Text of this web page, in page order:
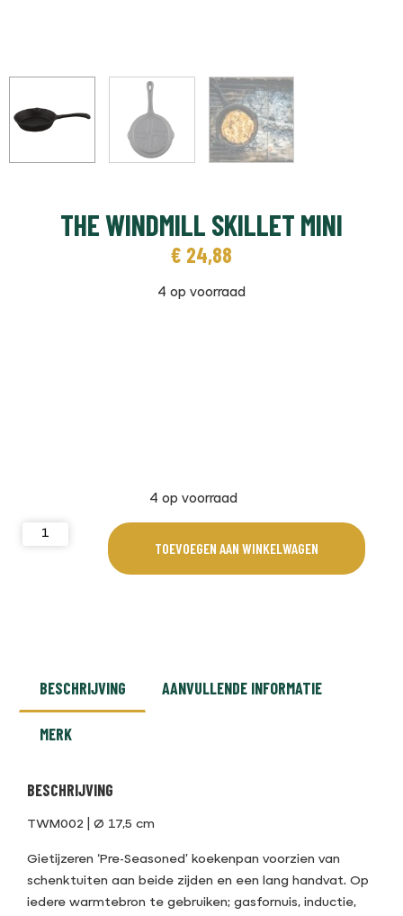
THE WINDMILL SKILLET MINI
€ 24,88
4 op voorraad
4 op voorraad
TOEVOEGEN AAN WINKELWAGEN
BESCHRIJVING AANVULLENDE INFORMATIE
MERK
BESCHRIJVING
TWM002 | Ø 17,5 cm
Gietijzeren ‘Pre-Seasoned’ koekenpan voorzien van
schenktuiten aan beide zijden en een lang handvat. Op
iedere warmtebron te gebruiken; gasfornuis, inductie,